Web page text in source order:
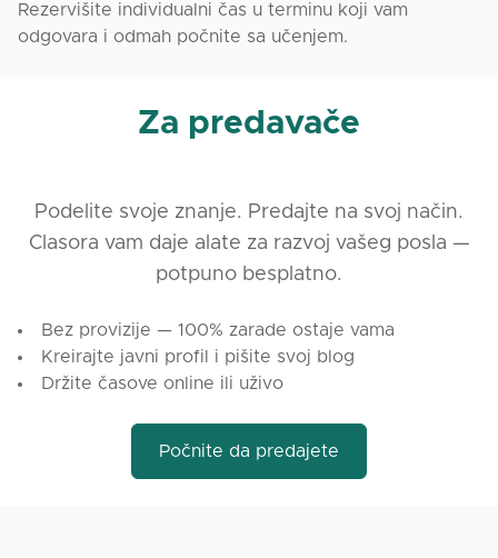
Rezervišite individualni čas u terminu koji vam
odgovara i odmah počnite sa učenjem.
Za predavače
Podelite svoje znanje. Predajte na svoj način.
Clasora vam daje alate za razvoj vašeg posla —
potpuno besplatno.
Bez provizije — 100% zarade ostaje vama
Kreirajte javni profil i pišite svoj blog
Držite časove online ili uživo
Počnite da predajete